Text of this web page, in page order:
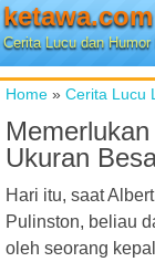
ketawa.com
Cerita Lucu dan Humor
Home » Cerita Lucu
Ukuran
Hari itu, saat
Pulinston, beliau
oleh seorang